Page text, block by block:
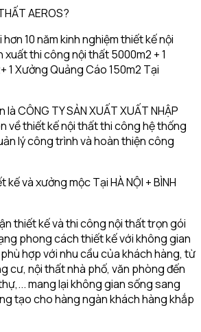
AEROS?
hơn 10 năm kinh nghiệm thiết kế nội
thi công nội thất 5000m2 + 1
1 Xưởng Quảng Cáo 150m2 Tại
CÔNG TY SẢN XUẤT XUẤT NHẬP
về thiết kế nội thất thi công hệ thống
lý công trình và hoàn thiện công
và xưởng mộc Tại HÀ NỘI + BÌNH
thiết kế và thi công nội thất trọn gói
phong cách thiết kế với không gian
hợp với nhu cầu của khách hàng, từ
cư, nội thất nhà phố, văn phòng đến
mang lại không gian sống sang
tạo cho hàng ngàn khách hàng khắp